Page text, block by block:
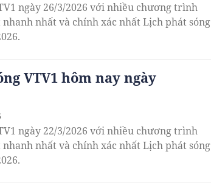
ngày 26/3/2026 với nhiều chương trình
nhanh nhất và chính xác nhất Lịch phát sóng
VTV1 hôm nay ngày
ngày 22/3/2026 với nhiều chương trình
nhanh nhất và chính xác nhất Lịch phát sóng